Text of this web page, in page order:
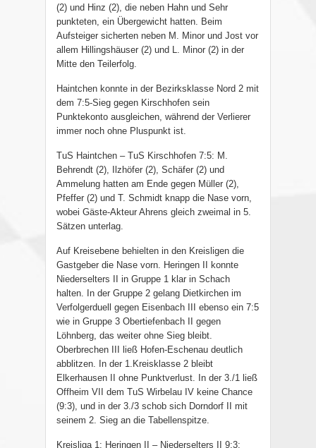
(2) und Hinz (2), die neben Hahn und Sehr
punkteten, ein Übergewicht hatten. Beim
Aufsteiger sicherten neben M. Minor und Jost vor
allem Hillingshäuser (2) und L. Minor (2) in der
Mitte den Teilerfolg.
Haintchen konnte in der Bezirksklasse Nord 2 mit
dem 7:5-Sieg gegen Kirschhofen sein
Punktekonto ausgleichen, während der Verlierer
immer noch ohne Pluspunkt ist.
TuS Haintchen – TuS Kirschhofen 7:5: M.
Behrendt (2), Ilzhöfer (2), Schäfer (2) und
Ammelung hatten am Ende gegen Müller (2),
Pfeffer (2) und T. Schmidt knapp die Nase vorn,
wobei Gäste-Akteur Ahrens gleich zweimal in 5.
Sätzen unterlag.
Auf Kreisebene behielten in den Kreisligen die
Gastgeber die Nase vorn. Heringen II konnte
Niederselters II in Gruppe 1 klar in Schach
halten. In der Gruppe 2 gelang Dietkirchen im
Verfolgerduell gegen Eisenbach III ebenso ein 7:5
wie in Gruppe 3 Obertiefenbach II gegen
Löhnberg, das weiter ohne Sieg bleibt.
Oberbrechen III ließ Hofen-Eschenau deutlich
abblitzen. In der 1.Kreisklasse 2 bleibt
Elkerhausen II ohne Punktverlust. In der 3./1 ließ
Offheim VII dem TuS Wirbelau IV keine Chance
(9:3), und in der 3./3 schob sich Dorndorf II mit
seinem 2. Sieg an die Tabellenspitze.
Kreisliga 1: Heringen II – Niederselters II 9:3: